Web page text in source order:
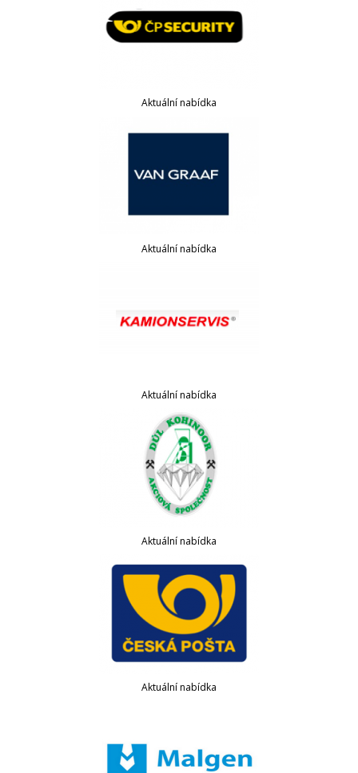
Aktuální nabídka
Aktuální nabídka
Aktuální nabídka
Aktuální nabídka
Aktuální nabídka